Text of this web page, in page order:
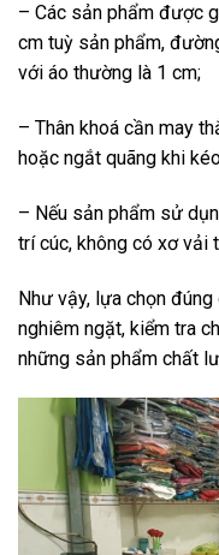
– Các sản phẩm được
cm tuỳ sản phẩm,
với áo thường là 1 cm;
– Thân khoá cần may
hoặc ngắt quãng khi
– Nếu sản phẩm sử
trí cúc, không có xơ vải
Như vậy, lựa chọn
nghiêm ngặt, kiểm tra
những sản phẩm chất